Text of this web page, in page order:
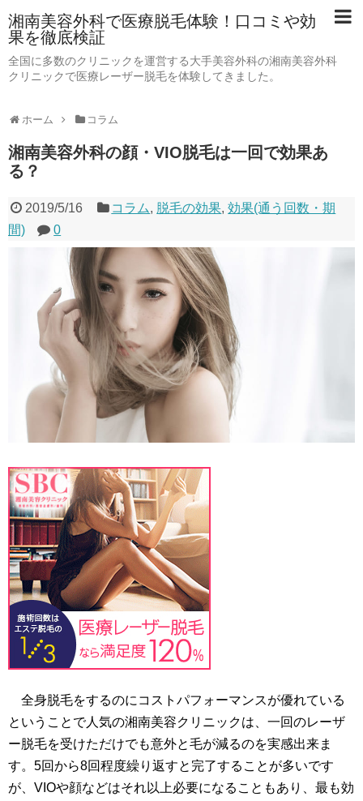
湘南美容外科で医療脱毛体験！口コミや効
果を徹底検証
全国に多数のクリニックを運営する大手美容外科の湘南美容外科
クリニックで医療レーザー脱毛を体験してきました。
ホーム コラム
湘南美容外科の顔・VIO脱毛は一回で効果あ
る？
2019/5/16 コラム, 脱毛の効果,効果(通う回数・期
間)
0
全身脱毛をするのにコストパフォーマンスが優れている
ということで人気の湘南美容クリニックは、一回のレーザ
ー脱毛を受けただけでも意外と毛が減るのを実感出来ま
す。5回から8回程度繰り返すと完了することが多いです
が、VIOや顔などはそれ以上必要になることもあり、最も効